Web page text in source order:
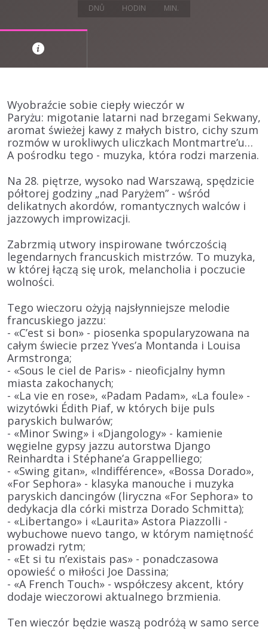
DNŮ HODIN MIN.
Wyobraźcie sobie ciepły wieczór w
Paryżu: migotanie latarni nad brzegami Sekwany,
aromat świeżej kawy z małych bistro, cichy szum
rozmów w urokliwych uliczkach Montmartre’u…
A pośrodku tego - muzyka, która rodzi marzenia.
Na 28. piętrze, wysoko nad Warszawą, spędzicie
półtorej godziny „nad Paryżem” - wśród
delikatnych akordów, romantycznych walców i
jazzowych improwizacji.
Zabrzmią utwory inspirowane twórczością
legendarnych francuskich mistrzów. To muzyka,
w której łączą się urok, melancholia i poczucie
wolności.
Tego wieczoru ożyją najsłynniejsze melodie
francuskiego jazzu:
- «C’est si bon» - piosenka spopularyzowana na
całym świecie przez Yves’a Montanda i Louisa
Armstronga;
- «Sous le ciel de Paris» - nieoficjalny hymn
miasta zakochanych;
- «La vie en rose», «Padam Padam», «La foule» -
wizytówki Édith Piaf, w których bije puls
paryskich bulwarów;
- «Minor Swing» i «Djangology» - kamienie
węgielne gypsy jazzu autorstwa Django
Reinhardta i Stéphane’a Grappelliego;
- «Swing gitan», «Indifférence», «Bossa Dorado»,
«For Sephora» - klasyka manouche i muzyka
paryskich dancingów (liryczna «For Sephora» to
dedykacja dla córki mistrza Dorado Schmitta);
- «Libertango» i «Laurita» Astora Piazzolli -
wybuchowe nuevo tango, w którym namiętność
prowadzi rytm;
- «Et si tu n’existais pas» - ponadczasowa
opowieść o miłości Joe Dassina;
- «A French Touch» - współczesy akcent, który
dodaje wieczorowi aktualnego brzmienia.
Ten wieczór będzie waszą podróżą w samo serce